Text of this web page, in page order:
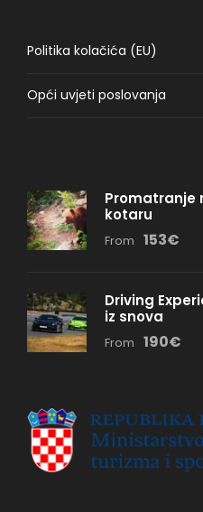
Politika kolačića (EU)
Opći uvjeti poslovanja
Promatranje
kotaru
From 153€
Driving
iz snova
From 190€